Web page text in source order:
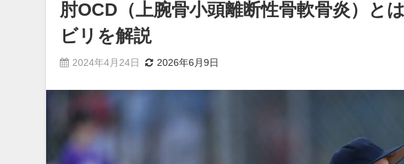
肘OCD（上腕骨小頭離断性骨軟骨炎）と
ビリを解説
2024年4月24日 2026年6月9日